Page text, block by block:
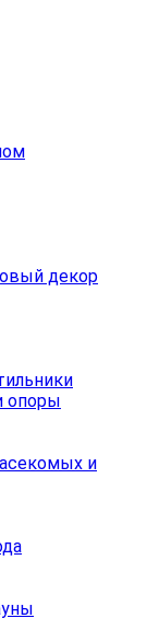
декор
опоры
и